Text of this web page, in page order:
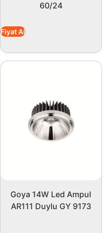
60/24
Fiyat Al
Goya 14W Led Ampul
AR111 Duylu GY 9173